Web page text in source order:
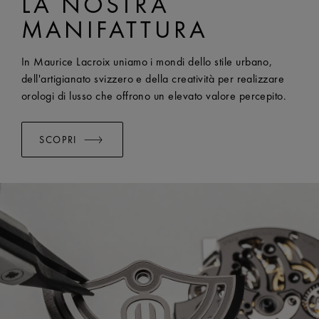
LARGHEZZA:25 mm
SISTEMA EASY CHANGE DISPONIBILE:
MANIFATTURA
In Maurice Lacroix uniamo i mondi dello stile urbano,
dell'artigianato svizzero e della creatività per realizzare
orologi di lusso che offrono un elevato valore percepito.
SCOPRI